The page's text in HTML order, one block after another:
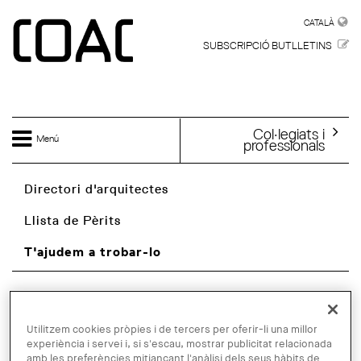
CATALÀ
SUBSCRIPCIÓ BUTLLETINS
Menú Col·legiats i
professionals
Directori d'arquitectes
Llista de Pèrits
T'ajudem a trobar-lo
REALITZA UNA ITE
Utilitzem cookies pròpies i de tercers per oferir-li una millor
experiència i servei i, si s'escau, mostrar publicitat relacionada